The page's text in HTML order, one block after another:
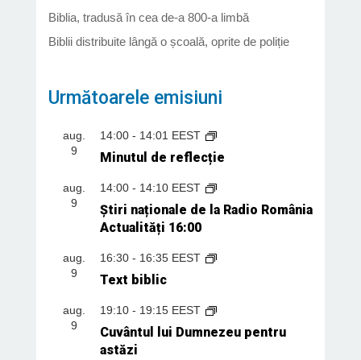
Biblia, tradusă în cea de-a 800-a limbă
Biblii distribuite lângă o școală, oprite de poliție
Următoarele emisiuni
aug.
9
14:00- 14:01 EEST
Minutul de reflecție
aug.
9
14:00- 14:10 EEST
Știri naționale de la Radio România
Actualități 16:00
aug.
9
16:30- 16:35 EEST
Text biblic
aug.
9
19:10- 19:15 EEST
Cuvântul lui Dumnezeu pentru
astăzi